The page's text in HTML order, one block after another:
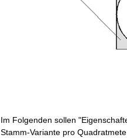
Im Folgenden sollen
Stamm-Variante pro